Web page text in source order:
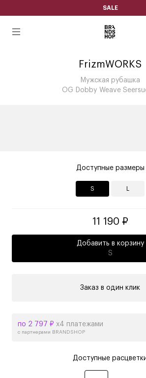
SALE
FrizmWORKS
Мужская рубашка
OG Dobby Weave
Доступные размеры
S
11 190 ₽
Добавить в корзину
S
Заказ в один клик
по 2 797 ₽ х4 платежами
с партнерами BRANDSHOP
Доступные